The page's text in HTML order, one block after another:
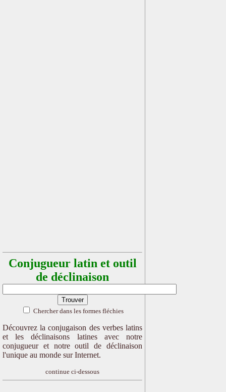
Conjugueur latin et outil
de déclinaison
Chercher dans les formes fléchies
Découvrez la conjugaison des verbes latins
et les déclinaisons latines avec notre
conjugueur et notre outil de déclinaison
l'unique au monde sur Internet.
continue ci-dessous